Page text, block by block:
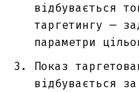
відбувається
таргетингу —
параметри
Показ
відбувається